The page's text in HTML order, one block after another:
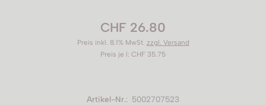
CHF 26.80
Preis inkl. 8.1% MwSt. zzgl. Versand
Preis je l: CHF 35.75
Artikel-Nr.: 5002707523